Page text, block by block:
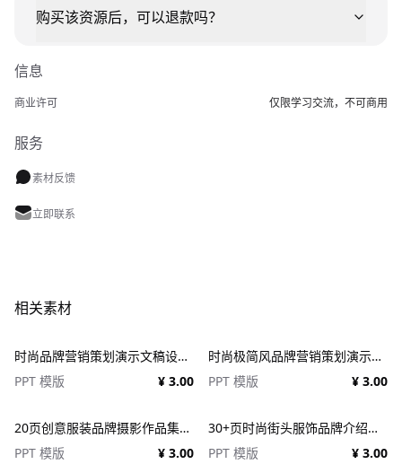
购买该资源后，可以退款吗？
信息
商业许可 仅限学习交流，不可商用
服务
素材反馈
立即联系
相关素材
时尚品牌营销策划演示文稿设计ppt模板 Fashion Presentation PowerPoint Template
PPT 模版
¥ 3.00
时尚极简风品牌营销策划演示文稿设计ppt模版 Assent Brand Strategy Template
PPT 模版
¥ 3.00
20页创意服装品牌摄影作品集简历公司介绍图文排版设计PPT幻灯片模板 Creative Brief PowerPoint Template
PPT 模版
¥ 3.00
30+页时尚街头服饰品牌介绍营销作品集图文排版演示文稿设计PPT/Keynote模板
PPT 模版
¥ 3.00